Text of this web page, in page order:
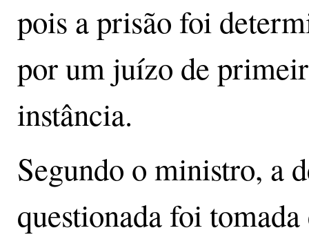
pois a prisão foi
por um juízo de
instância.
Segundo o ministro, a
questionada foi tomada